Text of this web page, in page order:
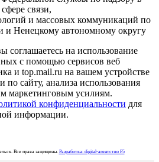
сфере связи,
и массовых коммуникаций по
и Ненецкому автономному округу
на использование
с помощью сервисов веб
и top.mail.ru на вашем устройстве
по сайту, анализа использования
маркетинговым усилиям.
конфиденциальности для
информации.
Все права защищены. Разработка: digital-агентство F5